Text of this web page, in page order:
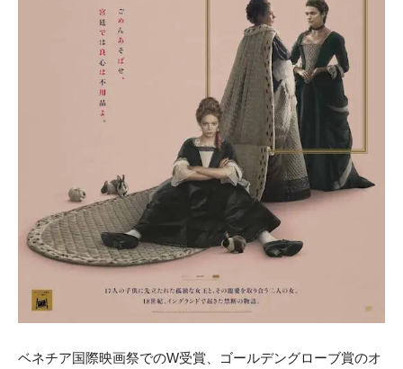
ベネチア国際映画祭でのW受賞、ゴールデングローブ賞のオ